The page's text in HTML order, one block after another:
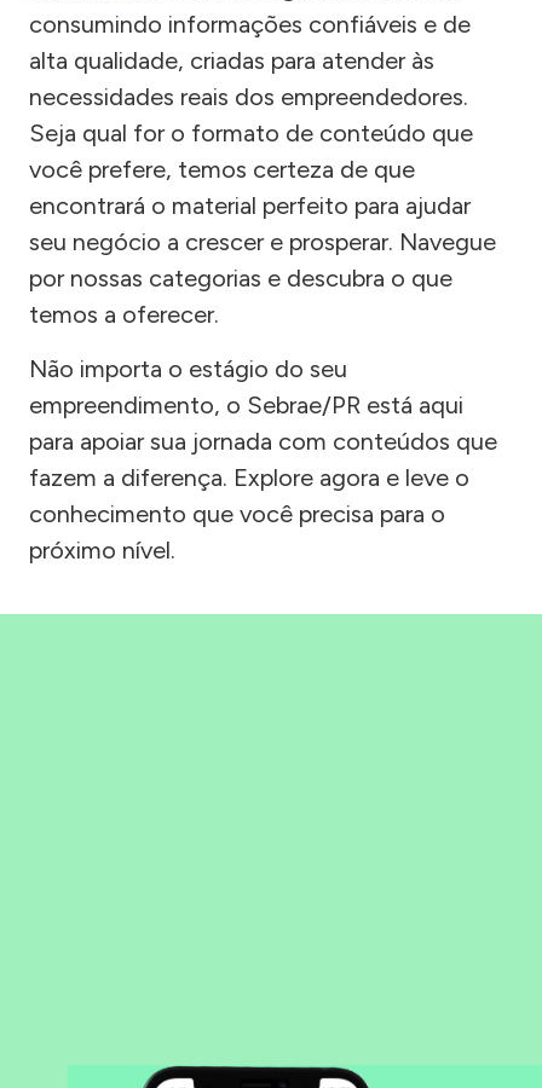
consumindo informações confiáveis e de
alta qualidade, criadas para atender às
necessidades reais dos empreendedores.
Seja qual for o formato de conteúdo que
você prefere, temos certeza de que
encontrará o material perfeito para ajudar
seu negócio a crescer e prosperar. Navegue
por nossas categorias e descubra o que
temos a oferecer.
Não importa o estágio do seu
empreendimento, o Sebrae/PR está aqui
para apoiar sua jornada com conteúdos que
fazem a diferença. Explore agora e leve o
conhecimento que você precisa para o
próximo nível.